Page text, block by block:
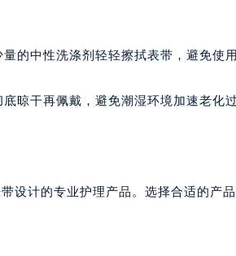
的中性洗涤剂轻轻擦拭表带，避免使
晾干再佩戴，避免潮湿环境加速老化过
设计的专业护理产品。选择合适的产